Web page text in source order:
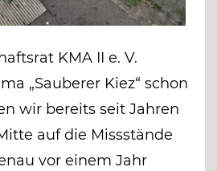
KMA II e. V.
„Sauberer Kiez“ schon
wir bereits seit Jahren
auf die Missstände
vor einem Jahr